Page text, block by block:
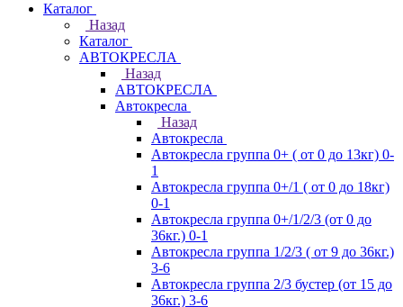
Каталог
Назад
Каталог
АВТОКРЕСЛА
Назад
АВТОКРЕСЛА
Автокресла
Назад
Автокресла
Автокресла группа 0+ ( от 0 до 13кг) 0-
1
Автокресла группа 0+/1 ( от 0 до 18кг)
0-1
Автокресла группа 0+/1/2/3 (от 0 до
36кг.) 0-1
Автокресла группа 1/2/3 ( от 9 до 36кг.)
3-6
Автокресла группа 2/3 бустер (от 15 до
36кг.) 3-6